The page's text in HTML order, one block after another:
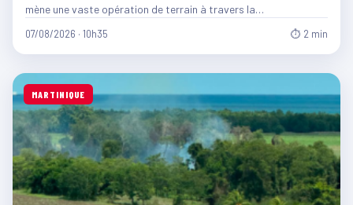
mène une vaste opération de terrain à travers la…
07/08/2026 · 10h35 ⏱ 2 min
MARTINIQUE